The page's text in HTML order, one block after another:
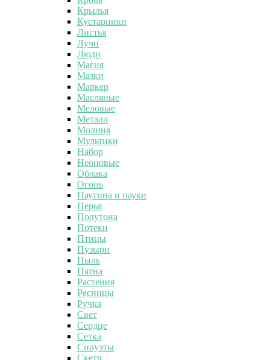
Крылья
Кустарники
Листья
Лучи
Люди
Магия
Мазки
Маркер
Масляные
Меловые
Металл
Молния
Мультики
Набор
Неоновые
Облака
Огонь
Паутина и пауки
Перья
Полутона
Потеки
Птицы
Пузыри
Пыль
Пятна
Растения
Ресницы
Ручка
Свет
Сердце
Сетка
Силуэты
Скетч